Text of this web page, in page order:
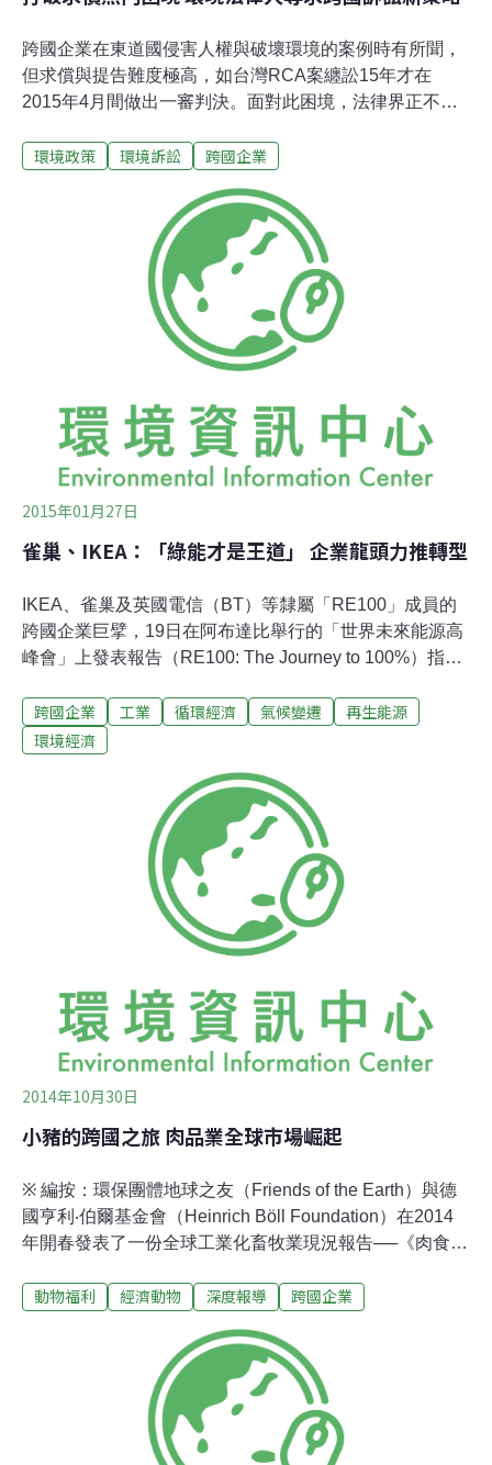
跨國企業在東道國侵害人權與破壞環境的案例時有所聞，
但求償與提告難度極高，如台灣RCA案纏訟15年才在
2015年4月間做出一審判決。面對此困境，法律界正不斷
的地方勝訴，並引起瀑布效應，讓判例在國際間互相引
會18日晚間舉辦座談會，在奧地利維也納大學攻讀人權碩
士的王欣于，於會中分享他在歐洲人權機構
ECCHR（European Center for Constitutional and Human
Rights）的實習經驗。ECCHR設於德國柏林，致力於跨
國訴訟，針對2013年孟加拉成衣工廠倒榻案，拜耳在印度
上市的農藥品涉及毒害人體與野生動物等案，均已提起訴
訟，其訴訟策略與相關國際人權法規分析經驗，值得借
影：賴品瑀。在全球化的潮流下，跨國企業主導著
環境政策 環境訴訟 跨國企業
2015年01月27日
雀巢、IKEA：「綠能才是王道」 企業龍頭力推轉型
IKEA、雀巢及英國電信（BT）等隸屬「RE100」成員的
跨國企業巨擘，19日在阿布達比舉行的「世界未來能源高
峰會」上發表報告（RE100: The Journey to 100%）指
益。綠色商業模式 國際大企業率先轉型RE100是誕生於
2014年9月紐約「氣候週」的組織，迄今已有包括IKEA、
Formula E等大型跨國企業加入。最新成員有去年宣布綠
色能源承諾的德國軟體巨人SAP公司，以及負責國際檢
驗、查核、測試及認證，位於瑞士的SGS集團。甫於24日
落幕的「阿布達比永續週」（Abu Dhabi Sustainability
Week，ADSW），期間同時召開「世界未來能源高峰
會」（The World Future Energy Summit，WFES）、
「國際水資源高峰會」（Inter
跨國企業 工業 循環經濟 氣候變遷
再生能源
環境經濟
2014年10月30日
小豬的跨國之旅 肉品業全球市場崛起
※ 編按：環保團體地球之友（Friends of the Earth）與德
國亨利‧伯爾基金會（Heinrich Böll Foundation）在2014
年開春發表了一份全球工業化畜牧業現況報告──《肉食輿
球生態、社會的影響。為促進資訊普及與提升消費者意
告的第一份中文版譯本，將在此陸續刊出，歡迎讀者多加
利用。小豬的跨國旅程 出生前即決定已開發國家的農夫數
量越來越少了，但他們養起越來越多的動物。除了提供給
當地市場，還提供至遠方的超市。同樣的改變，也發生在
開發中國家的肉品業。東南亞國家正在套用已開發國家數
動物福利 經濟動物 深度報導 跨國企業